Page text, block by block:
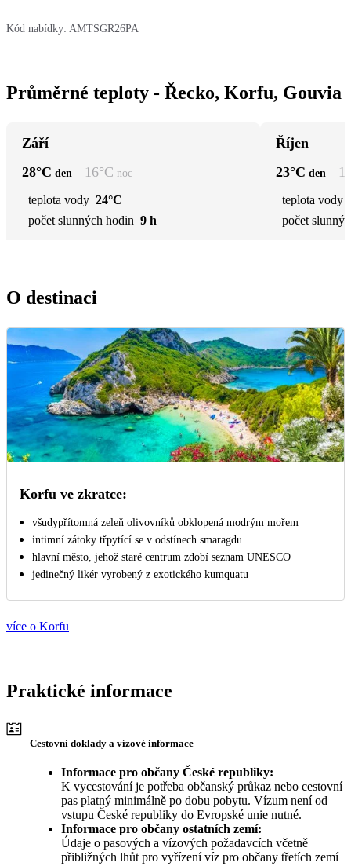
Kód nabídky: AMTSGR26PA
Průměrné teploty - Řecko, Korfu, Gouvia
Září
28°C den 16°C noc
teplota vody 24°C
počet slunných hodin 9 h
Říjen
23°C den
teplota vody
počet
O destinaci
Korfu ve zkratce:
všudypřítomná zeleň olivovníků obklopená modrým mořem
intimní zátoky třpytící se v odstínech smaragdu
hlavní město, jehož staré centrum zdobí seznam UNESCO
jedinečný likér vyrobený z exotického kumquatu
více o Korfu
Praktické informace
Cestovní doklady a vízové informace
Informace pro občany České republiky:
K vycestování je potřeba občanský průkaz nebo cestovní
pas platný minimálně po dobu pobytu. Vízum není od
vstupu České republiky do Evropské unie nutné.
Informace pro občany ostatních zemí:
Údaje o pasových a vízových požadavcích včetně
přibližných lhůt pro vyřízení víz pro občany třetích zemí